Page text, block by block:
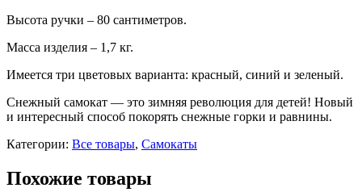
Высота ручки – 80 сантиметров.
Масса изделия – 1,7 кг.
Имеется три цветовых варианта: красный, синий и зеленый.
Снежный самокат — это зимняя революция для детей! Новый
и интересный способ покорять снежные горки и равнины.
Категории: Все товары, Самокаты
Похожие товары